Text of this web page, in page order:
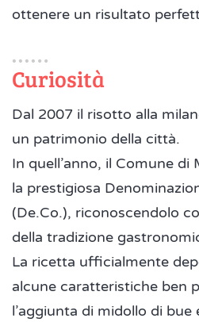
ottenere un risultato
Curiosità
Dal 2007 il risotto alla
un patrimonio della città.
In quell’anno, il Comune
la prestigiosa
(De.Co.), riconoscendolo
della tradizione
La ricetta ufficialmente
alcune caratteristiche ben
l’aggiunta di midollo di bue